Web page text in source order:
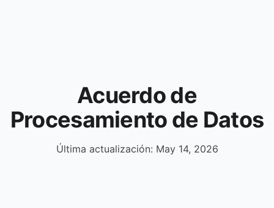
Acuerdo de
Procesamiento de Datos
Última actualización: May 14, 2026